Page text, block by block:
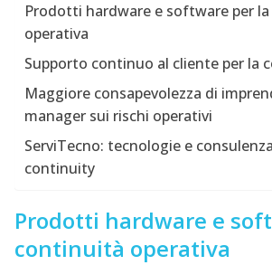
Prodotti hardware e software per
operativa
Supporto continuo al cliente per la
Maggiore consapevolezza di
manager sui rischi operativi
ServiTecno: tecnologie e
continuity
Prodotti hardware e
continuità operativa